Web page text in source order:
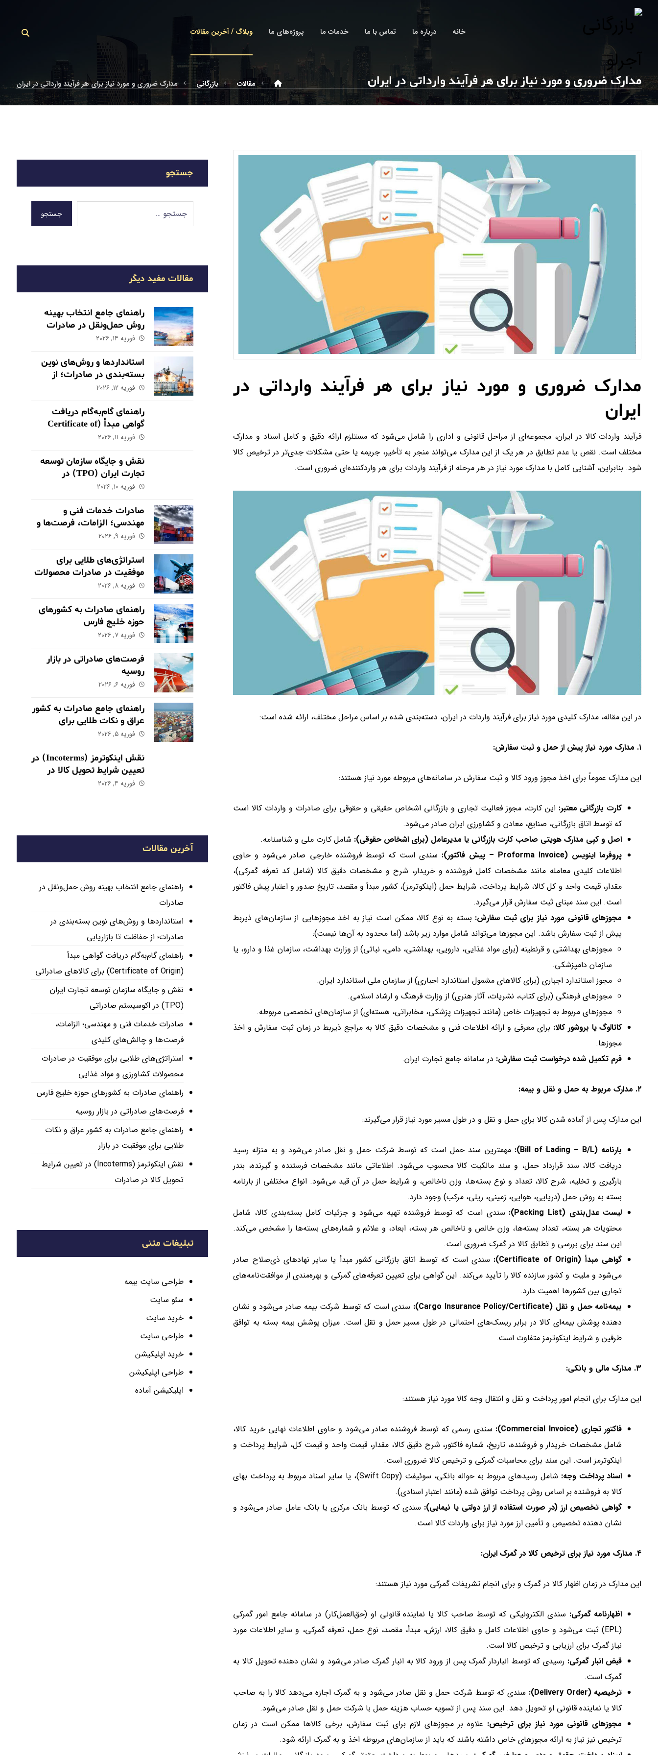
خانه درباره ما تماس با ما خدمات ما پروژه‌های ما وبلاگ / آخرین مقالات
مدارک ضروری و مورد نیاز برای هر فرآیند وارداتی در ایران مقالات بازرگانی مدارک ضروری و مورد نیاز برای هر فرآیند وارداتی در ایران
مدارک ضروری و مورد نیاز برای هر فرآیند وارداتی در
ایران
فرآیند واردات کالا در ایران، مجموعه‌ای از مراحل قانونی و اداری را شامل می‌شود که مستلزم ارائه دقیق و کامل اسناد و مدارک
مختلف است. نقص یا عدم تطابق در هر یک از این مدارک می‌تواند منجر به تأخیر، جریمه یا حتی مشکلات جدی‌تر در ترخیص کالا
شود. بنابراین، آشنایی کامل با مدارک مورد نیاز در هر مرحله از فرآیند واردات برای هر واردکننده‌ای ضروری است.
در این مقاله، مدارک کلیدی مورد نیاز برای فرآیند واردات در ایران، دسته‌بندی شده بر اساس مراحل مختلف، ارائه شده است:
۱. مدارک مورد نیاز پیش از حمل و ثبت سفارش:
این مدارک عموماً برای اخذ مجوز ورود کالا و ثبت سفارش در سامانه‌های مربوطه مورد نیاز هستند:
کارت بازرگانی معتبر: این کارت، مجوز فعالیت تجاری و بازرگانی اشخاص حقیقی و حقوقی برای صادرات و واردات کالا است
که توسط اتاق بازرگانی، صنایع، معادن و کشاورزی ایران صادر می‌شود.
اصل و کپی مدارک هویتی صاحب کارت بازرگانی یا مدیرعامل (برای اشخاص حقوقی): شامل کارت ملی و شناسنامه.
پروفرما اینویس (Proforma Invoice – پیش فاکتور):
سندی است که توسط فروشنده خارجی صادر می‌شود و حاوی
اطلاعات کلیدی معامله مانند مشخصات کامل فروشنده و خریدار، شرح و مشخصات دقیق کالا (شامل کد تعرفه گمرکی)،
مقدار، قیمت واحد و کل کالا، شرایط پرداخت، شرایط حمل (اینکوترمز)، کشور مبدأ و مقصد، تاریخ صدور و اعتبار پیش فاکتور
است. این سند مبنای ثبت سفارش قرار می‌گیرد.
مجوزهای قانونی مورد نیاز برای ثبت سفارش: بسته به نوع کالا، ممکن است نیاز به اخذ مجوزهایی از سازمان‌های ذیربط
پیش از ثبت سفارش باشد. این مجوزها می‌تواند شامل موارد زیر باشد (اما محدود به آن‌ها نیست):
مجوزهای بهداشتی و قرنطینه (برای مواد غذایی، دارویی، بهداشتی، دامی، نباتی) از وزارت بهداشت، سازمان غذا و دارو، یا
سازمان دامپزشکی.
مجوز استاندارد اجباری (برای کالاهای مشمول استاندارد اجباری) از سازمان ملی استاندارد ایران.
مجوزهای فرهنگی (برای کتاب، نشریات، آثار هنری) از وزارت فرهنگ و ارشاد اسلامی.
مجوزهای مربوط به تجهیزات خاص (مانند تجهیزات پزشکی، مخابراتی، هسته‌ای) از سازمان‌های تخصصی مربوطه.
کاتالوگ یا بروشور کالا: برای معرفی و ارائه اطلاعات فنی و مشخصات دقیق کالا به مراجع ذیربط در زمان ثبت سفارش و اخذ
مجوزها.
فرم تکمیل شده درخواست ثبت سفارش: در سامانه جامع تجارت ایران.
۲. مدارک مربوط به حمل و نقل و بیمه:
این مدارک پس از آماده شدن کالا برای حمل و نقل و در طول مسیر مورد نیاز قرار می‌گیرند:
بارنامه (Bill of Lading – B/L):
مهمترین سند حمل است که توسط شرکت حمل و نقل صادر می‌شود و به منزله رسید
دریافت کالا، سند قرارداد حمل، و سند مالکیت کالا محسوب می‌شود. اطلاعاتی مانند مشخصات فرستنده و گیرنده، بندر
بارگیری و تخلیه، شرح کالا، تعداد و نوع بسته‌ها، وزن ناخالص، و شرایط حمل در آن قید می‌شود. انواع مختلفی از بارنامه
بسته به روش حمل (دریایی، هوایی، زمینی، ریلی، مرکب) وجود دارد.
لیست عدل‌بندی (Packing List):
سندی است که توسط فروشنده تهیه می‌شود و جزئیات کامل بسته‌بندی کالا، شامل
محتویات هر بسته، تعداد بسته‌ها، وزن خالص و ناخالص هر بسته، ابعاد، و علائم و شماره‌های بسته‌ها را مشخص می‌کند.
این سند برای بررسی و تطابق کالا در گمرک ضروری است.
گواهی مبدأ (Certificate of Origin):
سندی است که توسط اتاق بازرگانی کشور مبدأ یا سایر نهادهای ذی‌صلاح صادر
می‌شود و ملیت و کشور سازنده کالا را تأیید می‌کند. این گواهی برای تعیین تعرفه‌های گمرکی و بهره‌مندی از موافقت‌نامه‌های
تجاری بین کشورها اهمیت دارد.
بیمه‌نامه حمل و نقل (Cargo Insurance Policy/Certificate):
سندی است که توسط شرکت بیمه صادر می‌شود و نشان
دهنده پوشش بیمه‌ای کالا در برابر ریسک‌های احتمالی در طول مسیر حمل و نقل است. میزان پوشش بیمه بسته به توافق
طرفین و شرایط اینکوترمز متفاوت است.
۳. مدارک مالی و بانکی:
این مدارک برای انجام امور پرداخت و نقل و انتقال وجه کالا مورد نیاز هستند:
فاکتور تجاری (Commercial Invoice):
سندی رسمی که توسط فروشنده صادر می‌شود و حاوی اطلاعات نهایی خرید کالا،
شامل مشخصات خریدار و فروشنده، تاریخ، شماره فاکتور، شرح دقیق کالا، مقدار، قیمت واحد و قیمت کل، شرایط پرداخت و
اینکوترمز است. این سند برای محاسبات گمرکی و ترخیص کالا ضروری است.
اسناد پرداخت وجه:
شامل رسیدهای مربوط به حواله بانکی، سوئیفت (Swift Copy)، یا سایر اسناد مربوط به پرداخت بهای
کالا به فروشنده بر اساس روش پرداخت توافق شده (مانند اعتبار اسنادی).
گواهی تخصیص ارز (در صورت استفاده از ارز دولتی یا نیمایی): سندی که توسط بانک مرکزی یا بانک عامل صادر می‌شود و
نشان دهنده تخصیص و تأمین ارز مورد نیاز برای واردات کالا است.
۴. مدارک مورد نیاز برای ترخیص کالا در گمرک ایران:
این مدارک در زمان اظهار کالا در گمرک و برای انجام تشریفات گمرکی مورد نیاز هستند:
اظهارنامه گمرکی: سندی الکترونیکی که توسط صاحب کالا یا نماینده قانونی او (حق‌العمل‌کار) در سامانه جامع امور گمرکی
(EPL) ثبت می‌شود و حاوی اطلاعات کامل و دقیق کالا، ارزش، مبدأ، مقصد، نوع حمل، تعرفه گمرکی، و سایر اطلاعات مورد
نیاز گمرک برای ارزیابی و ترخیص کالا است.
قبض انبار گمرکی: رسیدی که توسط انباردار گمرک پس از ورود کالا به انبار گمرک صادر می‌شود و نشان دهنده تحویل کالا به
گمرک است.
ترخیصیه (Delivery Order):
سندی که توسط شرکت حمل و نقل صادر می‌شود و به گمرک اجازه می‌دهد کالا را به صاحب
کالا یا نماینده قانونی او تحویل دهد. این سند پس از تسویه حساب هزینه حمل با شرکت حمل و نقل صادر می‌شود.
مجوزهای قانونی مورد نیاز برای ترخیص: علاوه بر مجوزهای لازم برای ثبت سفارش، برخی کالاها ممکن است در زمان
ترخیص نیز نیاز به ارائه مجوزهای خاص داشته باشند که باید از سازمان‌های مربوطه اخذ و به گمرک ارائه شود.
جستجو
جستجو
مقالات مفید دیگر
راهنمای جامع انتخاب بهینه
روش حمل‌ونقل در صادرات
فوریه ۱۴, ۲۰۲۶
استانداردها و روش‌های نوین
بسته‌بندی در صادرات؛ از
حفاظت تا بازاریابی
فوریه ۱۲, ۲۰۲۶
راهنمای گام‌به‌گام دریافت
گواهی مبدأ (Certificate of
Origin) برای کالاهای صادراتی
فوریه ۱۱, ۲۰۲۶
نقش و جایگاه سازمان توسعه
تجارت ایران (TPO) در
اکوسیستم صادراتی
فوریه ۱۰, ۲۰۲۶
صادرات خدمات فنی و
مهندسی؛ الزامات، فرصت‌ها و
چالش‌های کلیدی
فوریه ۹, ۲۰۲۶
استراتژی‌های طلایی برای
موفقیت در صادرات محصولات
کشاورزی و مواد غذایی
فوریه ۸, ۲۰۲۶
راهنمای صادرات به کشورهای
حوزه خلیج فارس
فوریه ۷, ۲۰۲۶
فرصت‌های صادراتی در بازار
روسیه
فوریه ۶, ۲۰۲۶
راهنمای جامع صادرات به کشور
عراق و نکات طلایی برای
موفقیت در بازار
فوریه ۵, ۲۰۲۶
نقش اینکوترمز (Incoterms) در
تعیین شرایط تحویل کالا در
صادرات
فوریه ۴, ۲۰۲۶
آخرین مقالات
راهنمای جامع انتخاب بهینه روش حمل‌ونقل در
صادرات
استانداردها و روش‌های نوین بسته‌بندی در
صادرات؛ از حفاظت تا بازاریابی
راهنمای گام‌به‌گام دریافت گواهی مبدأ
(Certificate of Origin) برای کالاهای صادراتی
نقش و جایگاه سازمان توسعه تجارت ایران
(TPO) در اکوسیستم صادراتی
صادرات خدمات فنی و مهندسی؛ الزامات،
فرصت‌ها و چالش‌های کلیدی
استراتژی‌های طلایی برای موفقیت در صادرات
محصولات کشاورزی و مواد غذایی
راهنمای صادرات به کشورهای حوزه خلیج فارس
فرصت‌های صادراتی در بازار روسیه
راهنمای جامع صادرات به کشور عراق و نکات
طلایی برای موفقیت در بازار
نقش اینکوترمز (Incoterms) در تعیین شرایط
تحویل کالا در صادرات
تبلیغات متنی
طراحی سایت بیمه
سئو سایت
خرید سایت
طراحی سایت
خرید اپلیکیشن
طراحی اپلیکیشن
اپلیکیشن آماده